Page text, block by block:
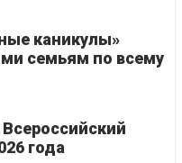
каникулы»
семьям по всему
года